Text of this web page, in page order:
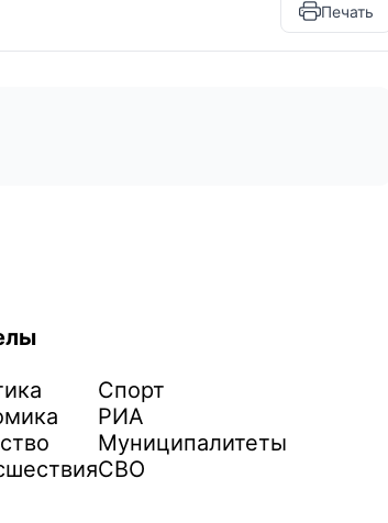
Печать
Спорт
РИА
Муниципалитеты
СВО